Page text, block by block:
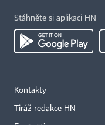
Stáhněte si aplikaci HN
Kontakty
Tiráž redakce HN